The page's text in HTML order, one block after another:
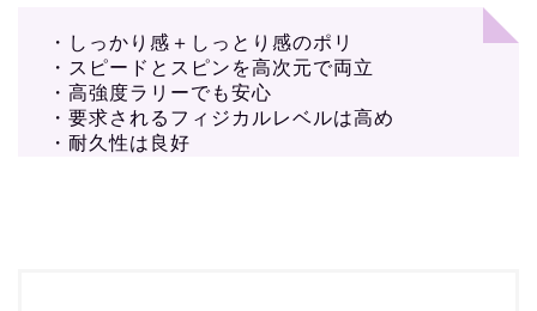
・しっかり感＋しっとり感のポリ
・スピードとスピンを高次元で両立
・高強度ラリーでも安心
・要求されるフィジカルレベルは高め
・耐久性は良好